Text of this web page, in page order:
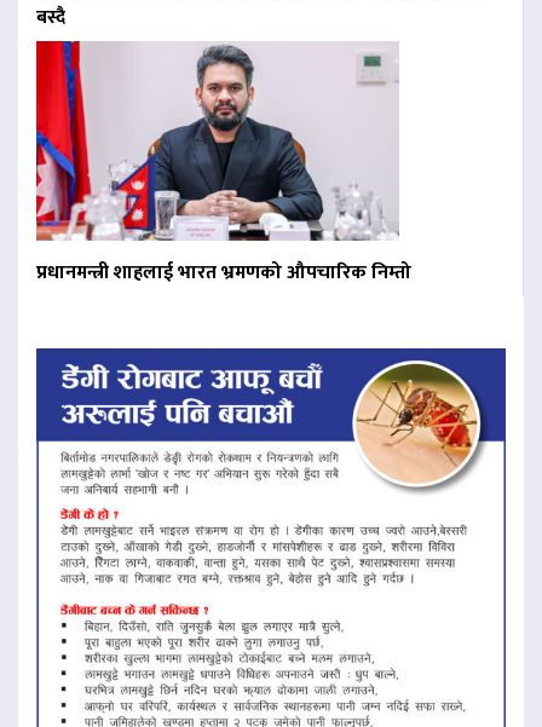
बस्दै
प्रधानमन्त्री शाहलाई भारत भ्रमणको औपचारिक निम्तो